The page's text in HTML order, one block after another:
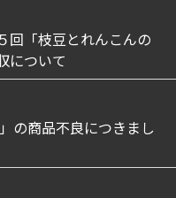
回「枝豆とれんこんの
について
の商品不良につきまし